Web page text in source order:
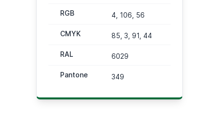
RGB 4, 106, 56
CMYK 85, 3, 91, 44
RAL 6029
Pantone 349